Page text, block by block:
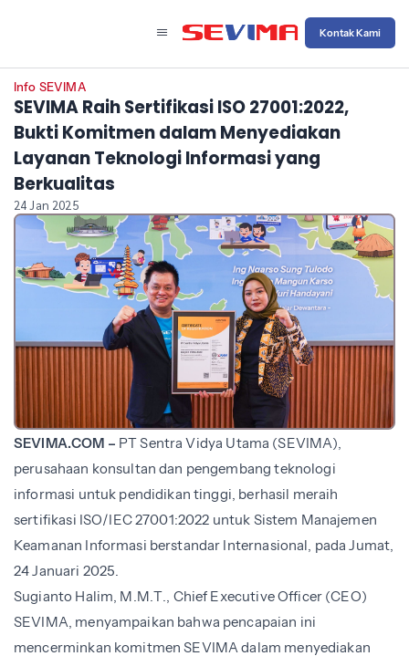
Kontak Kami
Info SEVIMA
SEVIMA Raih Sertifikasi ISO 27001:2022,
Bukti Komitmen dalam Menyediakan
Layanan Teknologi Informasi yang
Berkualitas
24 Jan 2025
SEVIMA.COM – PT Sentra Vidya Utama (SEVIMA),
perusahaan konsultan dan pengembang teknologi
informasi untuk pendidikan tinggi, berhasil meraih
sertifikasi ISO/IEC 27001:2022 untuk Sistem Manajemen
Keamanan Informasi berstandar Internasional, pada Jumat,
24 Januari 2025.
Sugianto Halim, M.M.T., Chief Executive Officer (CEO)
SEVIMA, menyampaikan bahwa pencapaian ini
mencerminkan komitmen SEVIMA dalam menyediakan